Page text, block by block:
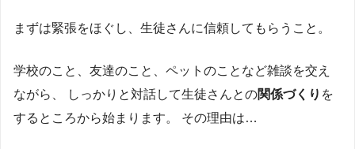
まずは緊張をほぐし、生徒さんに信頼してもらうこと。
学校のこと、友達のこと、ペットのことなど雑談を交え
ながら、 しっかりと対話して生徒さんとの関係づくり を
するところから始まります。 その理由は…